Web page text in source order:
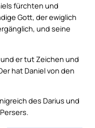
fürchten und
Gott, der ewiglich
und seine
er tut Zeichen und
hat Daniel von den
des Darius und